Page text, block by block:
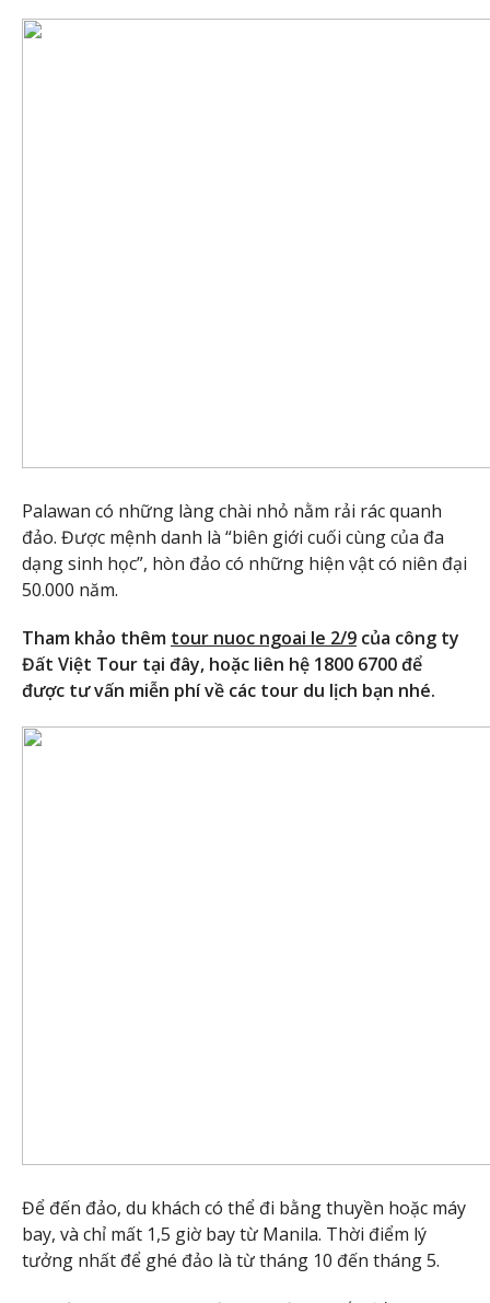
Palawan có những làng chài nhỏ nằm rải rác quanh
đảo. Được mệnh danh là “biên giới cuối cùng của đa
dạng sinh học”, hòn đảo có những hiện vật có niên đại
50.000 năm.
Tham khảo thêm tour nuoc ngoai le 2/9 của công ty
Đất Việt Tour tại đây, hoặc liên hệ 1800 6700 để
được tư vấn miễn phí về các tour du lịch bạn nhé.
Để đến đảo, du khách có thể đi bằng thuyền hoặc máy
bay, và chỉ mất 1,5 giờ bay từ Manila. Thời điểm lý
tưởng nhất để ghé đảo là từ tháng 10 đến tháng 5.